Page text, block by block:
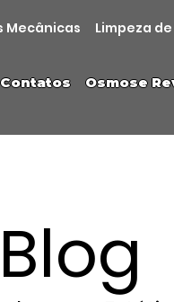
Mecânicas Limpeza
Contatos Osmose
Blog